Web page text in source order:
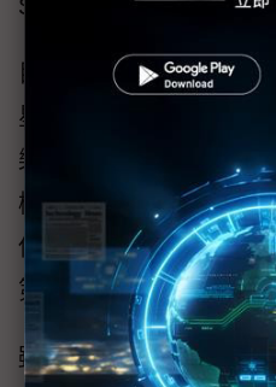
S系列，就是絕對要突
目前市場對於聯發科是
星旗艦新機的看法相對
樂觀其成，但市場也傳
極地在固樁，希望能夠
保持近乎獨佔供貨的地
第4季才會比較明朗。
雖然市場風向有許多轉